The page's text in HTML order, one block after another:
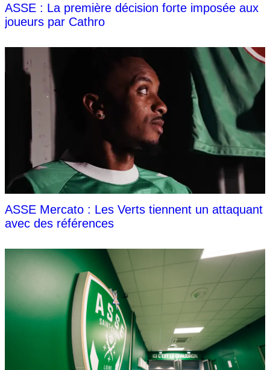
ASSE : La première décision forte imposée aux
joueurs par Cathro
ASSE Mercato : Les Verts tiennent un attaquant
avec des références